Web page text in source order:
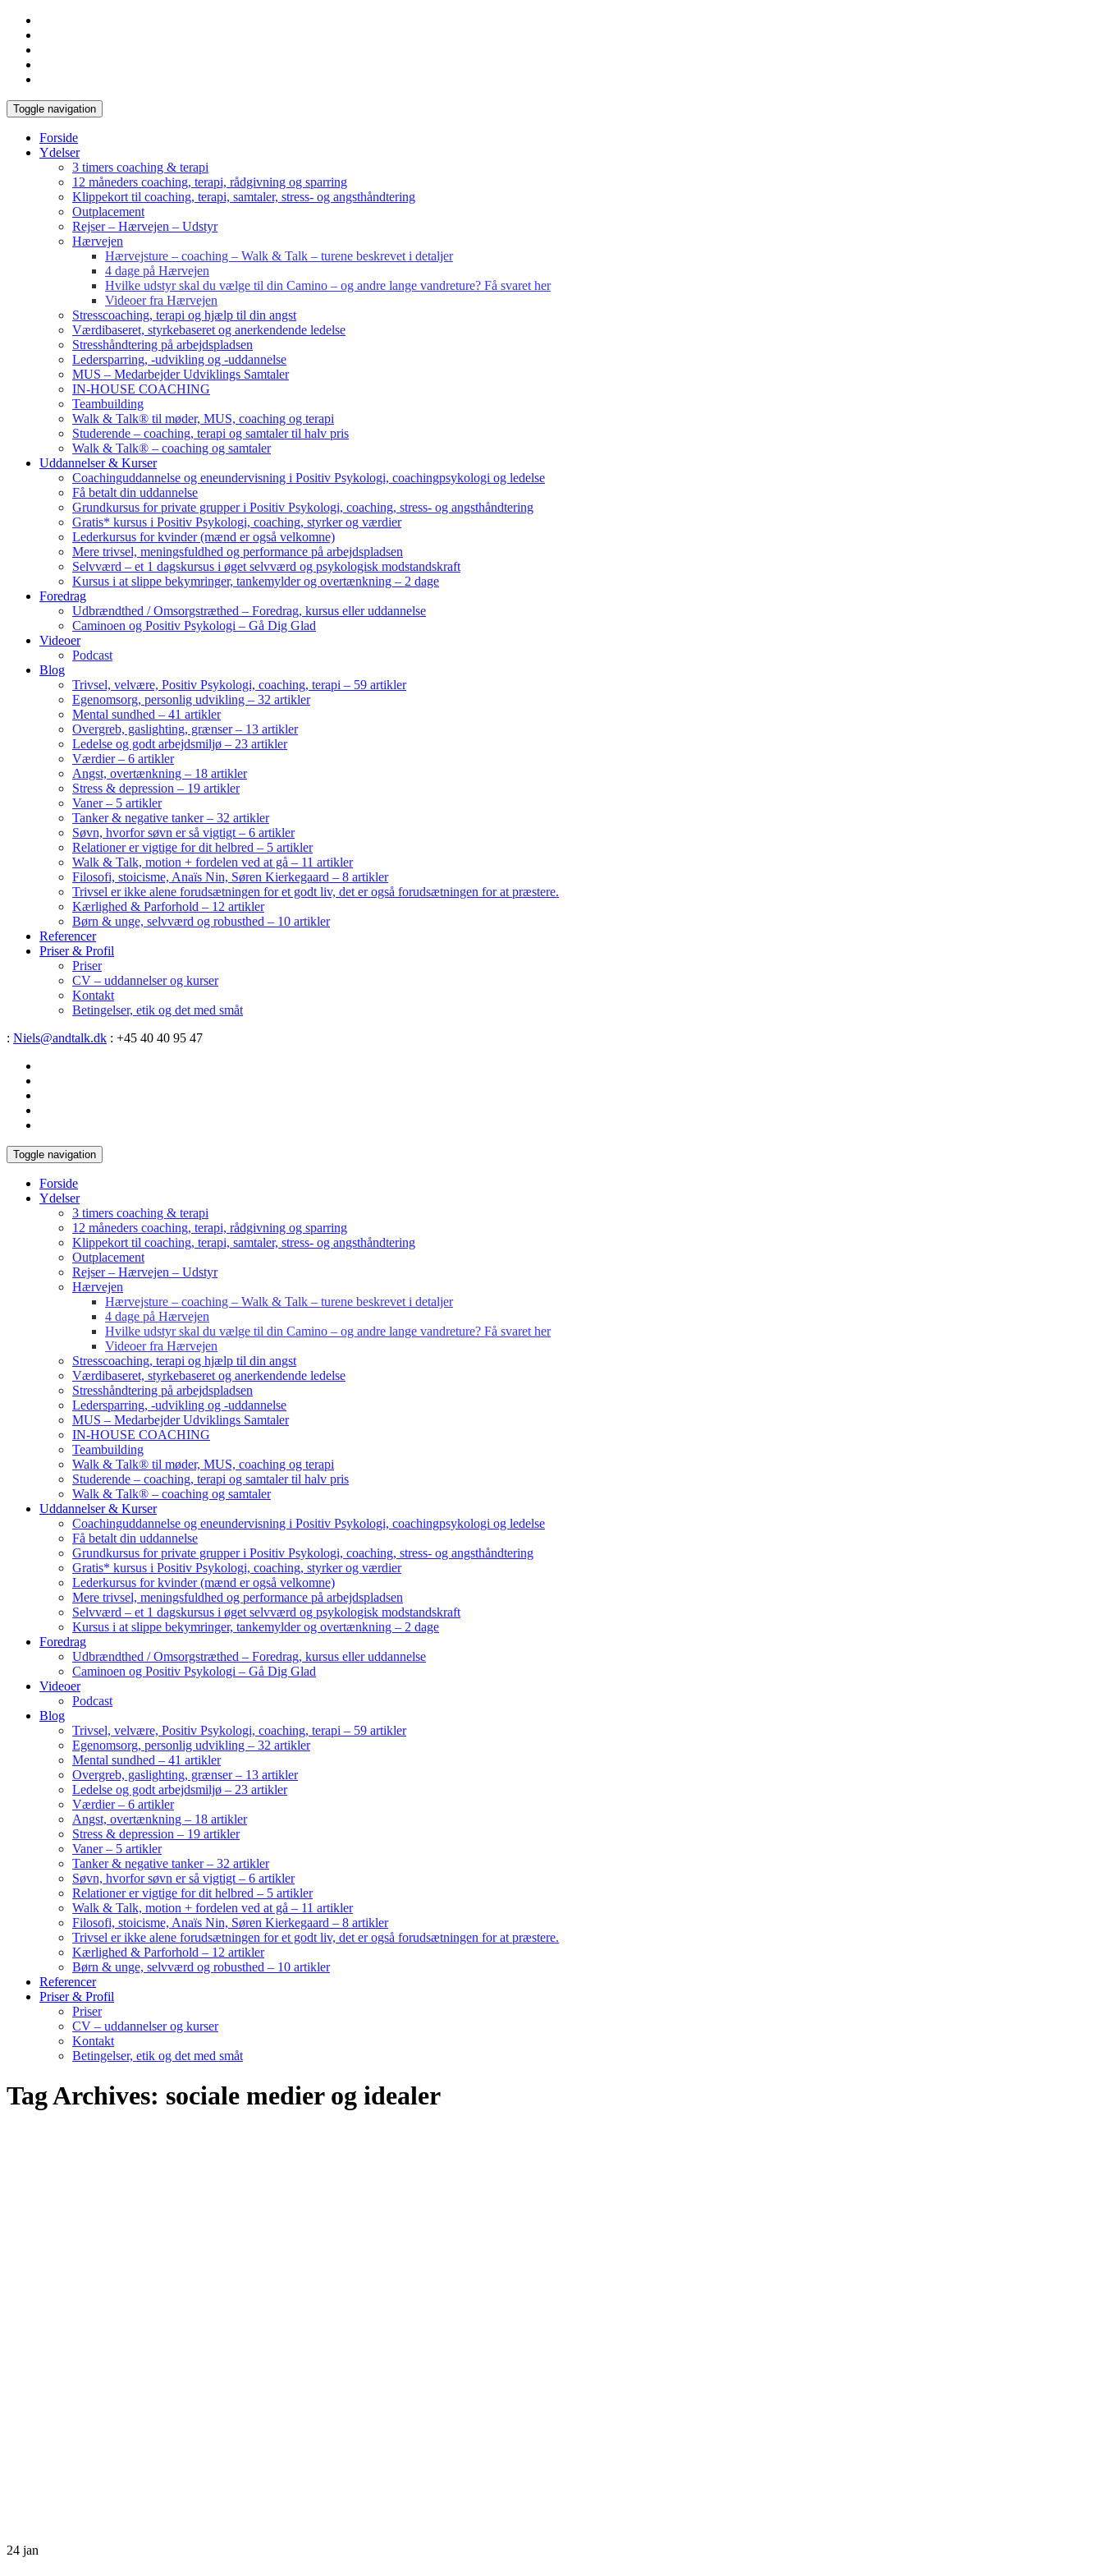
Toggle navigation
Forside
Ydelser
3 timers coaching & terapi
12 måneders coaching, terapi, rådgivning og sparring
Klippekort til coaching, terapi, samtaler, stress- og angsthåndtering
Outplacement
Rejser – Hærvejen – Udstyr
Hærvejen
Hærvejsture – coaching – Walk & Talk – turene beskrevet i detaljer
4 dage på Hærvejen
Hvilke udstyr skal du vælge til din Camino – og andre lange vandreture? Få svaret her
Videoer fra Hærvejen
Stresscoaching, terapi og hjælp til din angst
Værdibaseret, styrkebaseret og anerkendende ledelse
Stresshåndtering på arbejdspladsen
Ledersparring, -udvikling og -uddannelse
MUS – Medarbejder Udviklings Samtaler
IN-HOUSE COACHING
Teambuilding
Walk & Talk® til møder, MUS, coaching og terapi
Studerende – coaching, terapi og samtaler til halv pris
Walk & Talk® – coaching og samtaler
Uddannelser & Kurser
Coachinguddannelse og eneundervisning i Positiv Psykologi, coachingpsykologi og ledelse
Få betalt din uddannelse
Grundkursus for private grupper i Positiv Psykologi, coaching, stress- og angsthåndtering
Gratis* kursus i Positiv Psykologi, coaching, styrker og værdier
Lederkursus for kvinder (mænd er også velkomne)
Mere trivsel, meningsfuldhed og performance på arbejdspladsen
Selvværd – et 1 dagskursus i øget selvværd og psykologisk modstandskraft
Kursus i at slippe bekymringer, tankemylder og overtænkning – 2 dage
Foredrag
Udbrændthed / Omsorgstræthed – Foredrag, kursus eller uddannelse
Caminoen og Positiv Psykologi – Gå Dig Glad
Videoer
Podcast
Blog
Trivsel, velvære, Positiv Psykologi, coaching, terapi – 59 artikler
Egenomsorg, personlig udvikling – 32 artikler
Mental sundhed – 41 artikler
Overgreb, gaslighting, grænser – 13 artikler
Ledelse og godt arbejdsmiljø – 23 artikler
Værdier – 6 artikler
Angst, overtænkning – 18 artikler
Stress & depression – 19 artikler
Vaner – 5 artikler
Tanker & negative tanker – 32 artikler
Søvn, hvorfor søvn er så vigtigt – 6 artikler
Relationer er vigtige for dit helbred – 5 artikler
Walk & Talk, motion + fordelen ved at gå – 11 artikler
Filosofi, stoicisme, Anaïs Nin, Søren Kierkegaard – 8 artikler
Trivsel er ikke alene forudsætningen for et godt liv, det er også forudsætningen for at præstere.
Kærlighed & Parforhold – 12 artikler
Børn & unge, selvværd og robusthed – 10 artikler
Referencer
Priser & Profil
Priser
CV – uddannelser og kurser
Kontakt
Betingelser, etik og det med småt
: Niels@andtalk.dk : +45 40 40 95 47
Toggle navigation
Forside
Ydelser
3 timers coaching & terapi
12 måneders coaching, terapi, rådgivning og sparring
Klippekort til coaching, terapi, samtaler, stress- og angsthåndtering
Outplacement
Rejser – Hærvejen – Udstyr
Hærvejen
Hærvejsture – coaching – Walk & Talk – turene beskrevet i detaljer
4 dage på Hærvejen
Hvilke udstyr skal du vælge til din Camino – og andre lange vandreture? Få svaret her
Videoer fra Hærvejen
Stresscoaching, terapi og hjælp til din angst
Værdibaseret, styrkebaseret og anerkendende ledelse
Stresshåndtering på arbejdspladsen
Ledersparring, -udvikling og -uddannelse
MUS – Medarbejder Udviklings Samtaler
IN-HOUSE COACHING
Teambuilding
Walk & Talk® til møder, MUS, coaching og terapi
Studerende – coaching, terapi og samtaler til halv pris
Walk & Talk® – coaching og samtaler
Uddannelser & Kurser
Coachinguddannelse og eneundervisning i Positiv Psykologi, coachingpsykologi og ledelse
Få betalt din uddannelse
Grundkursus for private grupper i Positiv Psykologi, coaching, stress- og angsthåndtering
Gratis* kursus i Positiv Psykologi, coaching, styrker og værdier
Lederkursus for kvinder (mænd er også velkomne)
Mere trivsel, meningsfuldhed og performance på arbejdspladsen
Selvværd – et 1 dagskursus i øget selvværd og psykologisk modstandskraft
Kursus i at slippe bekymringer, tankemylder og overtænkning – 2 dage
Foredrag
Udbrændthed / Omsorgstræthed – Foredrag, kursus eller uddannelse
Caminoen og Positiv Psykologi – Gå Dig Glad
Videoer
Podcast
Blog
Trivsel, velvære, Positiv Psykologi, coaching, terapi – 59 artikler
Egenomsorg, personlig udvikling – 32 artikler
Mental sundhed – 41 artikler
Overgreb, gaslighting, grænser – 13 artikler
Ledelse og godt arbejdsmiljø – 23 artikler
Værdier – 6 artikler
Angst, overtænkning – 18 artikler
Stress & depression – 19 artikler
Vaner – 5 artikler
Tanker & negative tanker – 32 artikler
Søvn, hvorfor søvn er så vigtigt – 6 artikler
Relationer er vigtige for dit helbred – 5 artikler
Walk & Talk, motion + fordelen ved at gå – 11 artikler
Filosofi, stoicisme, Anaïs Nin, Søren Kierkegaard – 8 artikler
Trivsel er ikke alene forudsætningen for et godt liv, det er også forudsætningen for at præstere.
Kærlighed & Parforhold – 12 artikler
Børn & unge, selvværd og robusthed – 10 artikler
Referencer
Priser & Profil
Priser
CV – uddannelser og kurser
Kontakt
Betingelser, etik og det med småt
Tag Archives: sociale medier og idealer
24 jan